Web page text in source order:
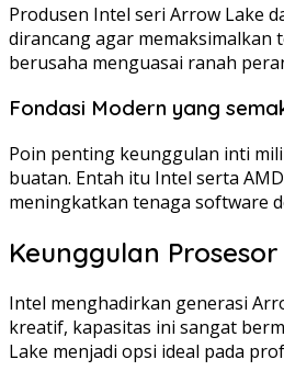
Produsen Intel seri Arrow Lake
dirancang agar memaksimalkan
berusaha menguasai ranah
Fondasi Modern yang
Poin penting keunggulan inti
buatan. Entah itu Intel serta
meningkatkan tenaga software
Keunggulan
Intel menghadirkan generasi
kreatif, kapasitas ini sangat
Lake menjadi opsi ideal pada